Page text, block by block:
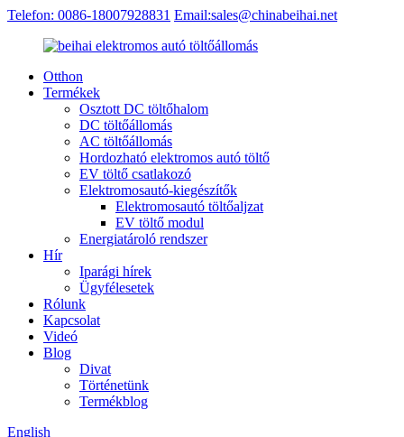
Telefon: 0086-18007928831 Email:sales@chinabeihai.net
Otthon
Termékek
Osztott DC töltőhalom
DC töltőállomás
AC töltőállomás
Hordozható elektromos autó töltő
EV töltő csatlakozó
Elektromosautó-kiegészítők
Elektromosautó töltőaljzat
EV töltő modul
Energiatároló rendszer
Hír
Iparági hírek
Ügyfélesetek
Rólunk
Kapcsolat
Videó
Blog
Divat
Történetünk
Termékblog
English